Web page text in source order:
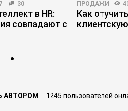
30
в HR:
совпадают с
ПРОДАЖИ
Как
АВТОРОМ 1245 пользователей